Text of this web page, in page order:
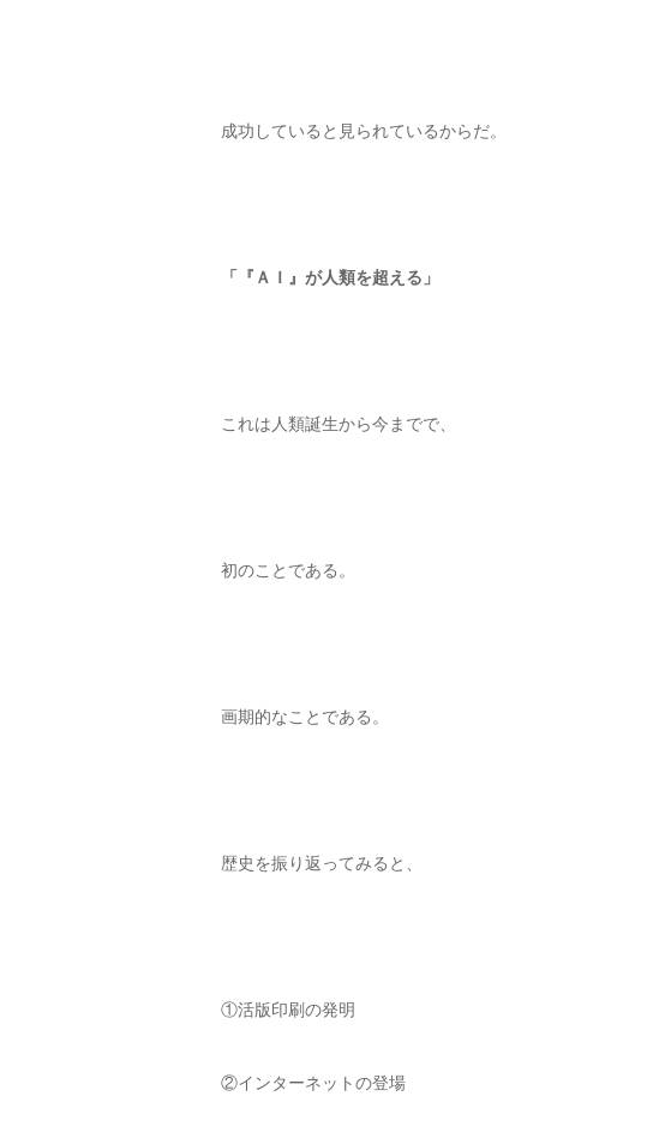
成功していると見られているからだ。
「『ＡＩ』が人類を超える」
これは人類誕生から今までで、
初のことである。
画期的なことである。
歴史を振り返ってみると、
①活版印刷の発明
②インターネットの登場